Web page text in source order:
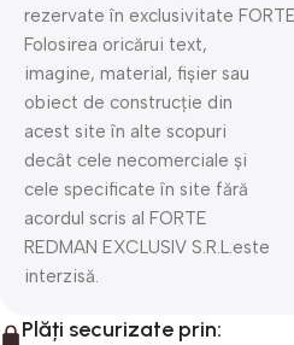
rezervate în exclusivitate FORTE
Folosirea oricărui text,
imagine, material, fișier sau
obiect de construcție din
acest site în alte scopuri
decât cele necomerciale și
cele specificate în site fără
acordul scris al FORTE
REDMAN EXCLUSIV S.R.L.este
interzisă.
Plăți securizate prin: